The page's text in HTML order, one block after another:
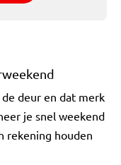
deur en dat merk
je snel weekend
rekening houden